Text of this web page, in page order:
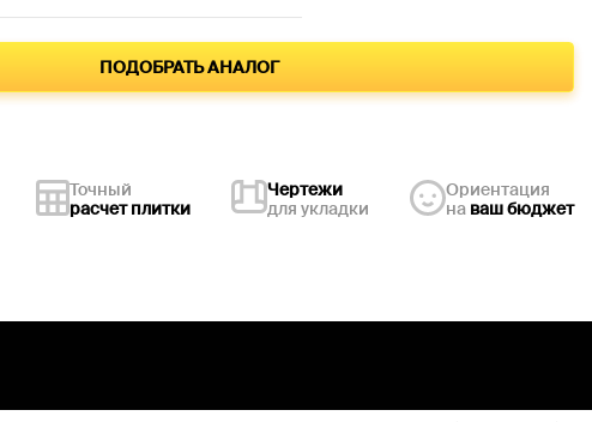
ПОДОБРАТЬ АНАЛОГ
Точный
расчет плитки
Чертежи
для укладки
Ориентация
на ваш бюджет